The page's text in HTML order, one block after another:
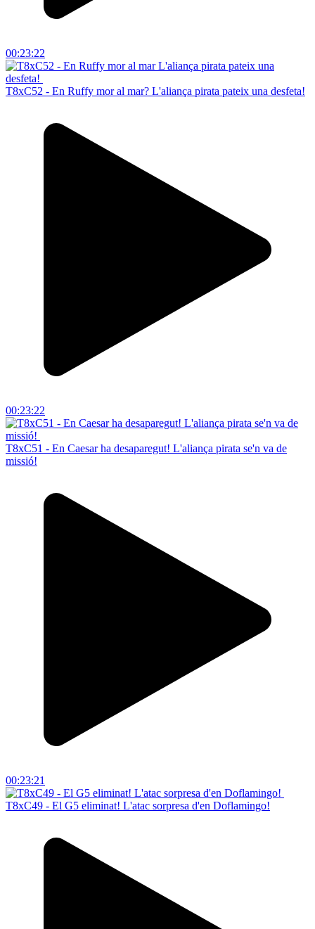
00:23:22
T8xC52 - En Ruffy mor al mar? L'aliança pirata pateix una desfeta!
00:23:22
T8xC51 - En Caesar ha desaparegut! L'aliança pirata se'n va de
missió!
00:23:21
T8xC49 - El G5 eliminat! L'atac sorpresa d'en Doflamingo!